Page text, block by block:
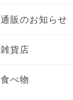
通販のお知らせ
雑貨店
食べ物